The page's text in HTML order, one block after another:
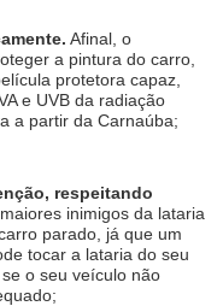
Afinal, o
a pintura do carro,
protetora capaz,
e UVB da radiação
a partir da Carnaúba;
respeitando
maiores inimigos da lataria
parado, já que um
tocar a lataria do seu
o seu veículo não